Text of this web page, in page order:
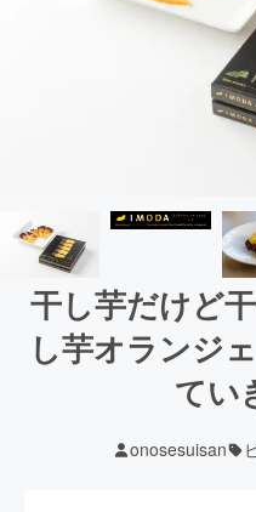
干し芋だけど
し芋オランジ
てい
onosesuisan